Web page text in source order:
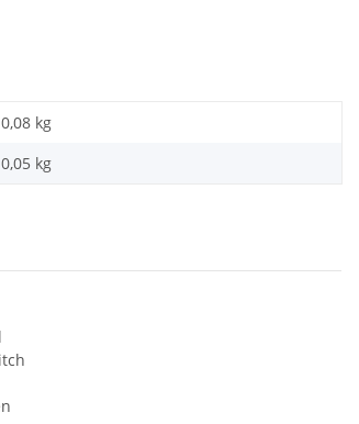
0,08 kg
0,05 kg